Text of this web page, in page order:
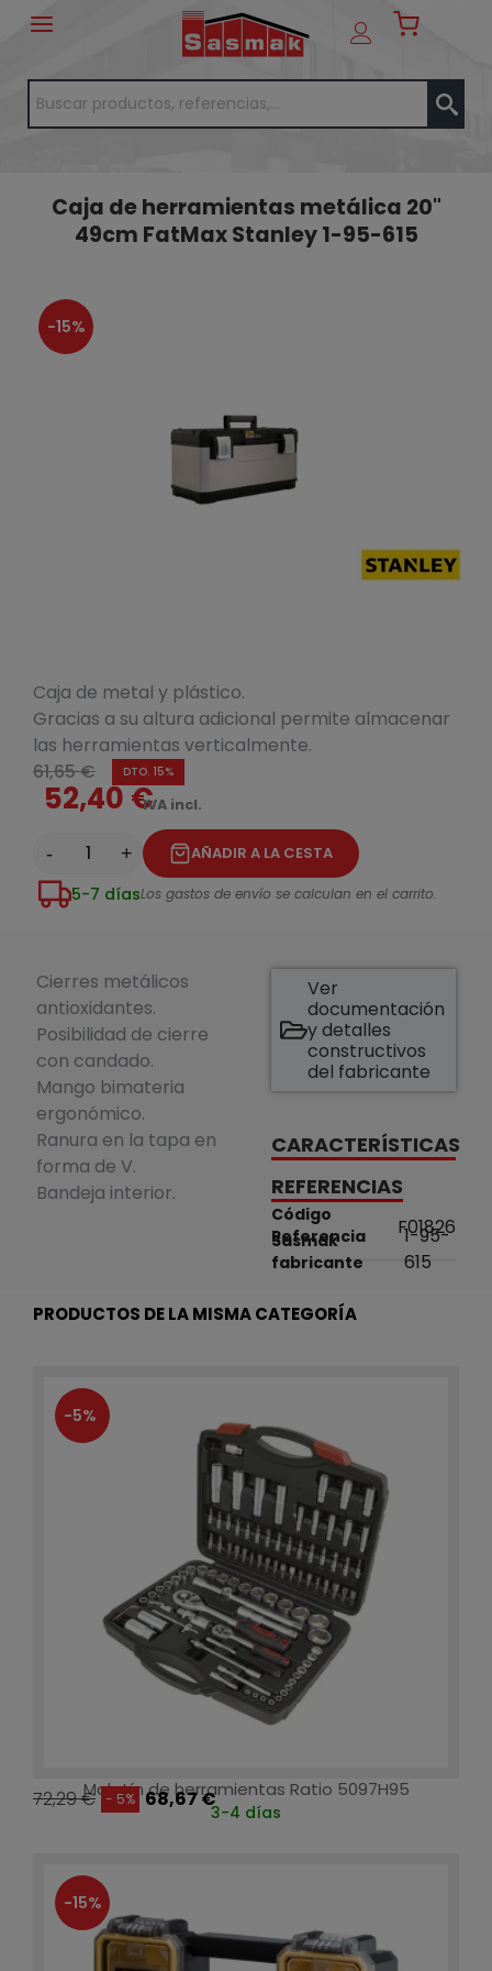
Caja de herramientas metálica 20"
49cm FatMax Stanley 1-95-615
-15%
Caja de metal y plástico.
Gracias a su altura adicional permite almacenar
las herramientas verticalmente.
61,65 €
DTO. 15%
52,40 €IVA incl.
- + AÑADIR A LA CESTA
5-7 díasLos gastos de envío se calculan en el carrito.
Cierres metálicos
antioxidantes.
Posibilidad de cierre
con candado.
Mango bimateria
ergonómico.
Ranura en la tapa en
forma de V.
Bandeja interior.
Ver
documentación
y detalles
constructivos
del fabricante
CARACTERÍSTICAS
REFERENCIAS
Código
Sasmak
F01826
Referencia
fabricante
1-95-
615
PRODUCTOS DE LA MISMA CATEGORÍA
-5%
Maletín de herramientas Ratio 5097H95
72,29 € - 5% 68,67 €
3-4 días
-15%